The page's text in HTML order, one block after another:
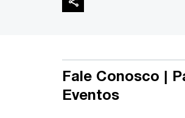
Fale Conosco |
Eventos